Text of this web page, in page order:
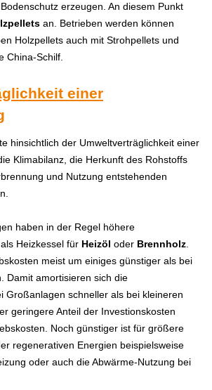
erzeugen. An diesem Punkt
an. Betrieben werden können
Holzpellets auch mit Strohpellets und
China-Schilf.
einer
hinsichtlich der Umweltverträglichkeit einer
Klimabilanz, die Herkunft des Rohstoffs
und Nutzung entstehenden
haben in der Regel höhere
Heizkessel für Heizöl oder Brennholz
meist um einiges günstiger als bei
Damit amortisieren sich die
Großanlagen schneller als bei kleineren
geringere Anteil der Investionskosten
Noch günstiger ist für größere
regenerativen Energien beispielsweise
oder auch die Abwärme-Nutzung bei